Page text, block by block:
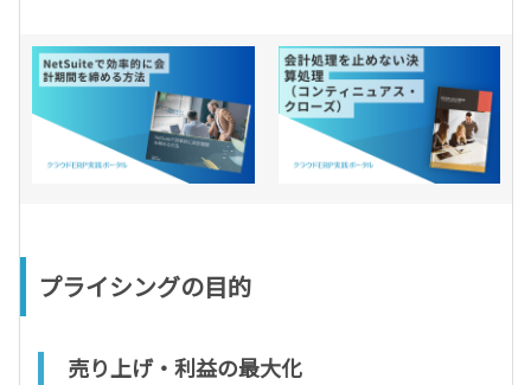
プライシングの目的
売り上げ・利益の最大化